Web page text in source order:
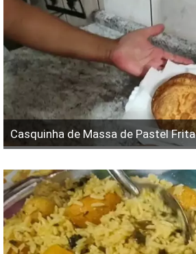
Casquinha de Massa de Pastel Frita